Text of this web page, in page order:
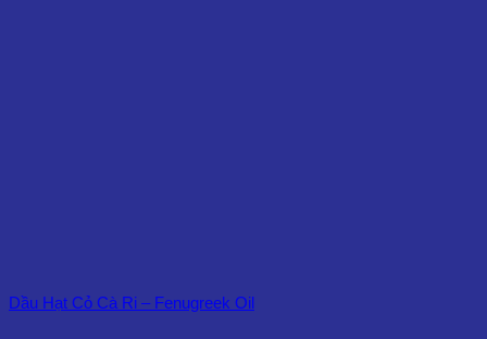
Dầu Hạt Cỏ Cà Ri – Fenugreek Oil